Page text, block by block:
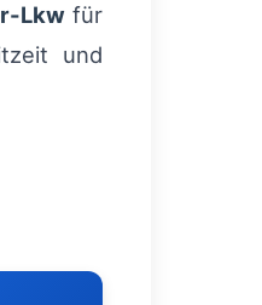
Lkwfür
und